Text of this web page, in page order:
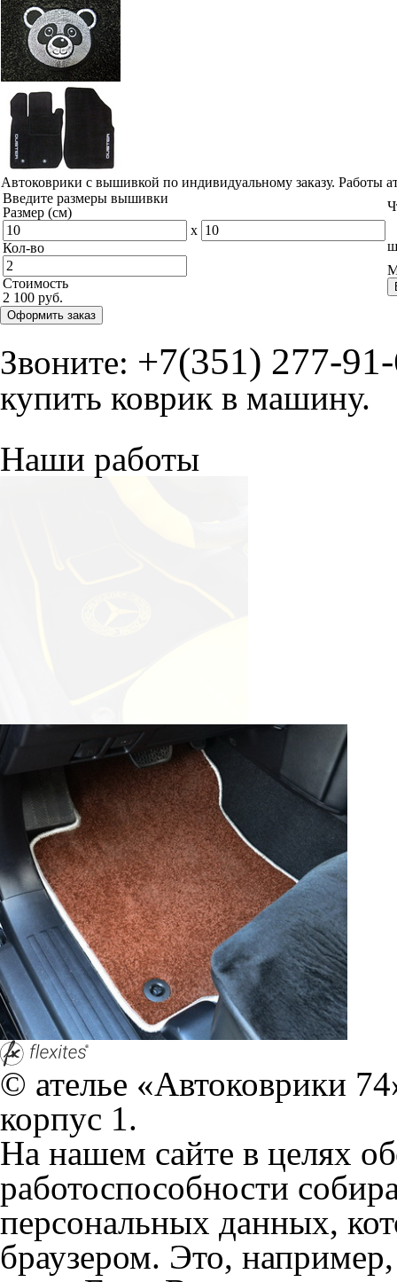
Автоковрики с вышивкой по индивидуальному заказу. Работы
Введите размеры вышивки
Размер (см)
x
Кол-во
Стоимость
2 100 руб.
Оформить заказ
Звоните: +7(351) 277-
купить коврик в машину.
Наши работы
© ателье «Автоковрики
корпус 1.
На нашем сайте в целях
работоспособности
персональных данных,
браузером. Это,
и т.д. Если Вы
согласие на обработку
Положении по обработке
+7 (351) 277 91 67